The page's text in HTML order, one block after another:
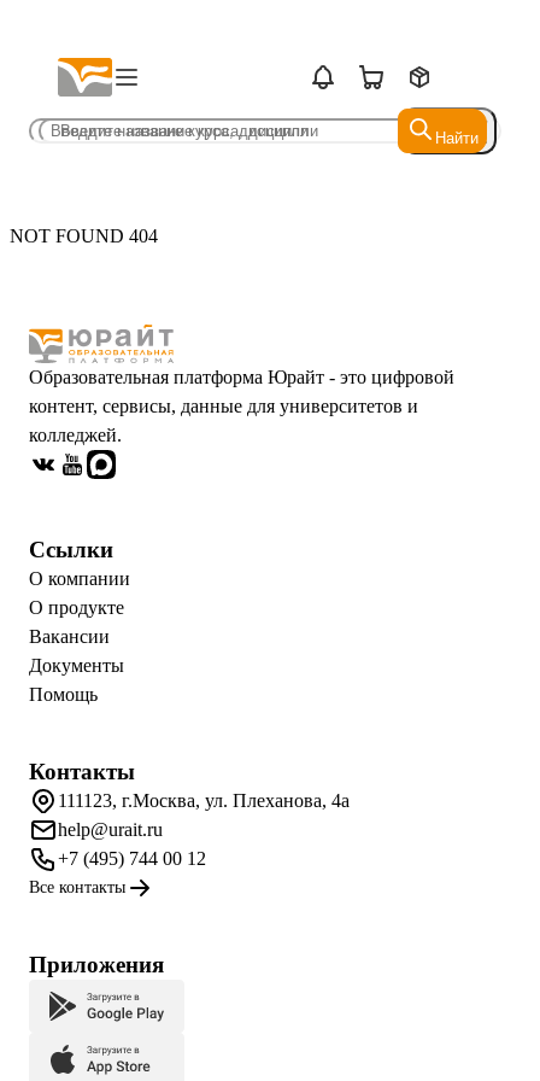
Найти
Найти
NOT FOUND 404
Образовательная платформа Юрайт - это цифровой
контент, сервисы, данные для университетов и
колледжей.
Ссылки
О компании
О продукте
Вакансии
Документы
Помощь
Контакты
111123, г.Москва, ул. Плеханова, 4а
help@urait.ru
+7 (495) 744 00 12
Все контакты
Приложения